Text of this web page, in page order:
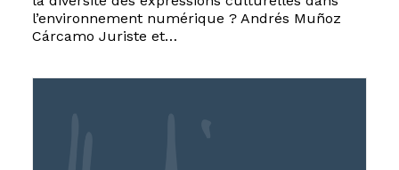
l’environnement numérique ? Andrés Muñoz
Cárcamo Juriste et…